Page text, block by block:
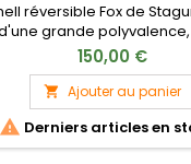
réversible Fox de
grande
150,00 €
 Ajouter au panier
 Derniers articles en